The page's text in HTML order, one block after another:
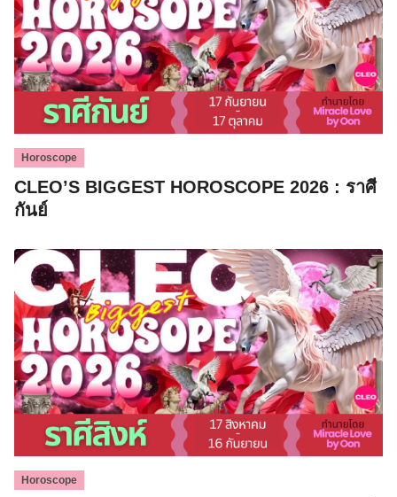
Horoscope
CLEO’S BIGGEST HOROSCOPE 2026 : ราศี
กันย์
Horoscope